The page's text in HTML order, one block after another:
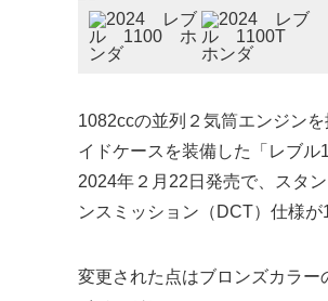
1082ccの並列２気筒エンジン
イドケースを装備した「レブル
2024年２月22日発売で、スタ
ンスミッション（DCT）仕様が
変更された点はブロンズカラ